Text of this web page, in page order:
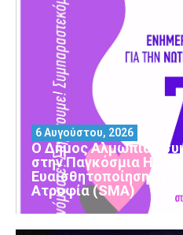
Ο Δήμος Αλμωπίας
στην Παγκόσμια
Ευαισθητοποίησης
Ατροφία (SMA)
6 Αυγούστου, 2026